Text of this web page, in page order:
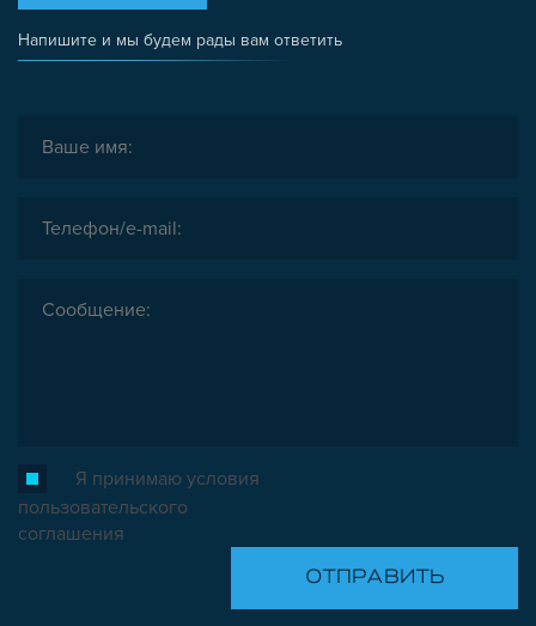
ПАНЕЛЕЙ, ЛИСТА, СЕТКИ
КОЛЁСА
МЕТРИЧЕСКИЙ КРЕПЕЖ
Напишите и мы будем рады вам ответить
Я принимаю условия
пользовательского
соглашения